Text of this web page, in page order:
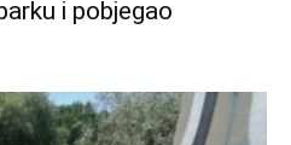
i pobjegao